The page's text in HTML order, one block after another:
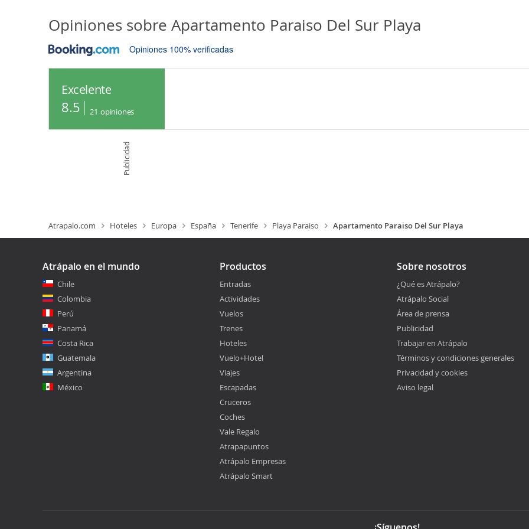
Opiniones sobre Apartamento Paraiso Del Sur Playa
Opiniones 100% verificadas
Excelente
8.5 21 opiniones
Publicidad
Atrapalo.com Hoteles Europa España Tenerife Playa Paraiso Apartamento Paraiso Del Sur Playa
Atrápalo en el mundo
Chile
Colombia
Perú
Panamá
Costa Rica
Guatemala
Argentina
México
Productos
Entradas
Actividades
Vuelos
Trenes
Hoteles
Vuelo+Hotel
Viajes
Escapadas
Cruceros
Coches
Vale Regalo
Atrapapuntos
Atrápalo Empresas
Atrápalo Smart
Sobre nosotros
¿Qué es Atrápalo?
Atrápalo Social
Área de prensa
Publicidad
Trabajar en Atrápalo
Términos y condiciones generales
Privacidad y cookies
Aviso legal